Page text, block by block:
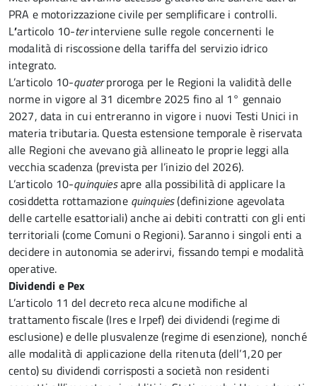
PRA e motorizzazione civile per semplificare i controlli.
L’articolo 10-ter interviene sulle regole concernenti le
modalità di riscossione della tariffa del servizio idrico
integrato.
L’articolo 10-quaterproroga per le Regioni la validità delle
norme in vigore al 31 dicembre 2025 fino al 1° gennaio
2027, data in cui entreranno in vigore i nuovi Testi Unici in
materia tributaria. Questa estensione temporale è riservata
alle Regioni che avevano già allineato le proprie leggi alla
vecchia scadenza (prevista per l’inizio del 2026).
L’articolo 10-quinquiesapre alla possibilità di applicare la
cosiddetta rottamazione quinquies(definizione agevolata
delle cartelle esattoriali) anche ai debiti contratti con gli enti
territoriali (come Comuni o Regioni). Saranno i singoli enti a
decidere in autonomia se aderirvi, fissando tempi e modalità
operative.
Dividendi e Pex
L’articolo 11 del decreto reca alcune modifiche al
trattamento fiscale (Ires e Irpef) dei dividendi (regime di
esclusione) e delle plusvalenze (regime di esenzione), nonché
alle modalità di applicazione della ritenuta (dell’1,20 per
cento) su dividendi corrisposti a società non residenti